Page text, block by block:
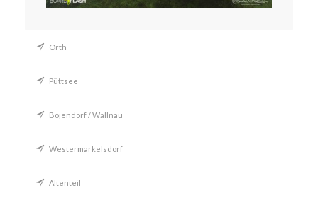
Orth
Püttsee
Bojendorf / Wallnau
Westermarkelsdorf
Altenteil